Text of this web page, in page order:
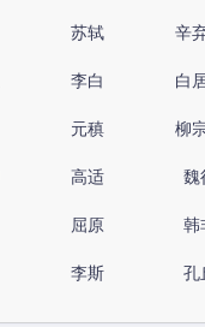
苏轼 辛
李白 白
元稹 柳
高适 魏
屈原 韩
李斯 孔